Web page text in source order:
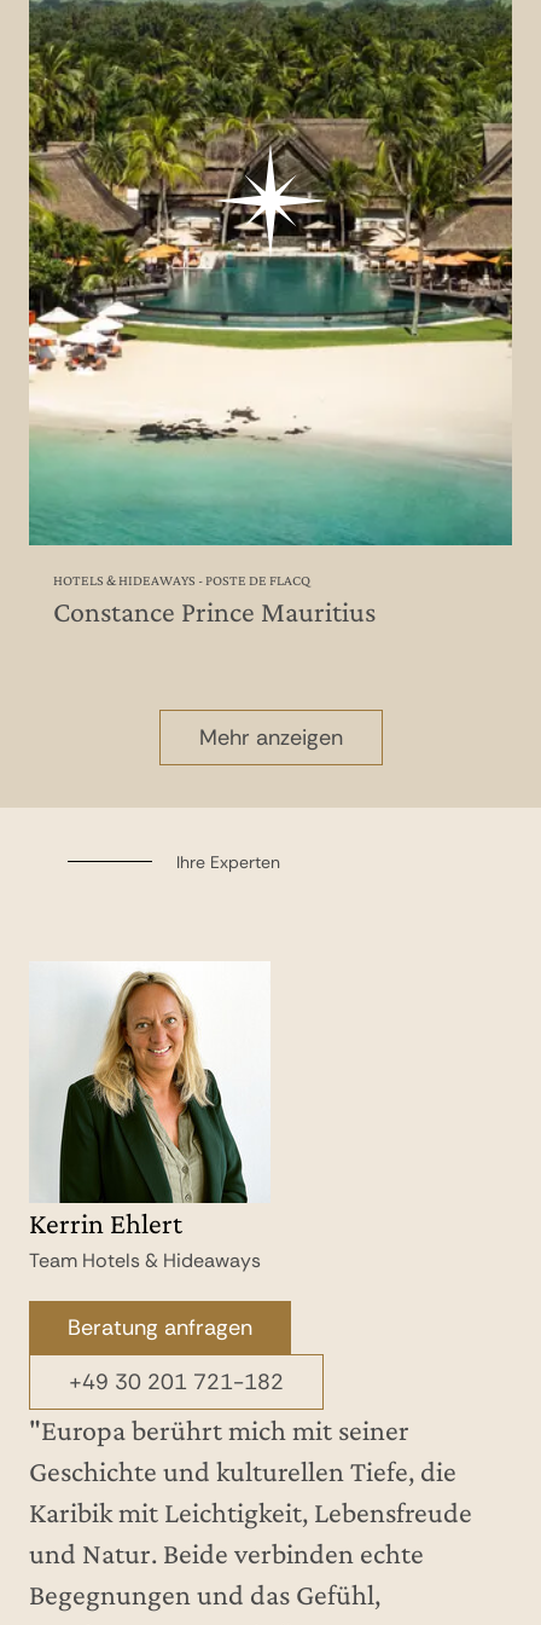
HOTELS & HIDEAWAYS - POSTE DE FLACQ
Constance Prince Mauritius
Mehr anzeigen
Ihre Experten
Kerrin Ehlert
Team Hotels & Hideaways
Beratung anfragen
+49 30 201 721-182
"Europa berührt mich mit seiner
Geschichte und kulturellen Tiefe, die
Karibik mit Leichtigkeit, Lebensfreude
und Natur. Beide verbinden echte
Begegnungen und das Gefühl,